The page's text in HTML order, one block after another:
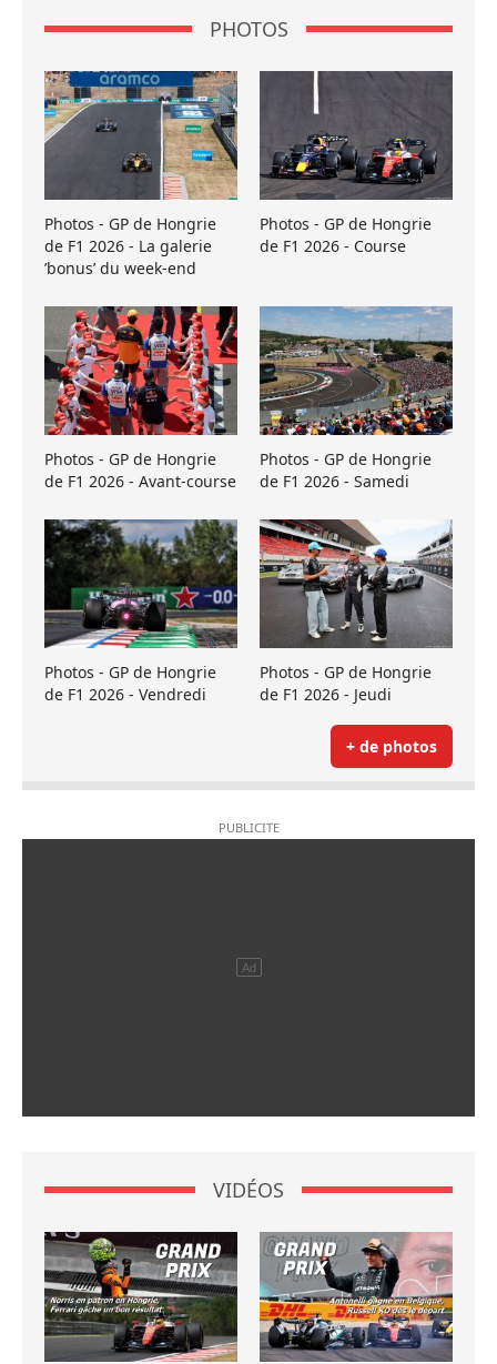
PHOTOS
Photos - GP de Hongrie
de F1 2026 - La galerie
’bonus’ du week-end
Photos - GP de Hongrie
de F1 2026 - Course
Photos - GP de Hongrie
de F1 2026 - Avant-course
Photos - GP de Hongrie
de F1 2026 - Samedi
Photos - GP de Hongrie
de F1 2026 - Vendredi
Photos - GP de Hongrie
de F1 2026 - Jeudi
+ de photos
VIDÉOS